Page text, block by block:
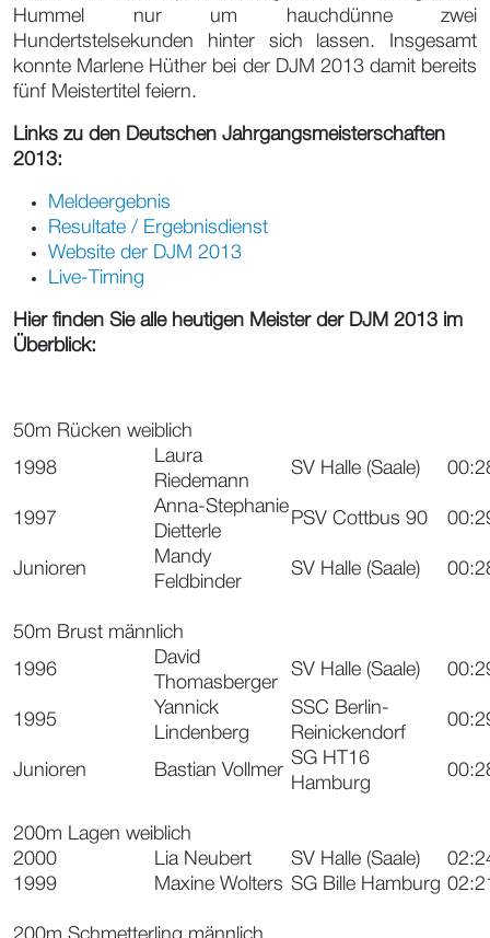
Hummel nur um hauchdünne zwei
Hundertstelsekunden hinter sich lassen. Insgesamt
konnte Marlene Hüther bei der DJM 2013 damit bereits
fünf Meistertitel feiern.
Links zu den Deutschen Jahrgangsmeisterschaften
2013:
Meldeergebnis
Resultate / Ergebnisdienst
Website der DJM 2013
Live-Timing
Hier finden Sie alle heutigen Meister der DJM 2013 im
Überblick:
50m Rücken weiblich
1998
Laura
Riedemann
SV Halle (Saale)
1997
Anna-Stephanie
Dietterle
PSV Cottbus 90
Junioren
Mandy
Feldbinder
SV Halle (Saale)
50m Brust männlich
1996
David
Thomasberger
SV Halle (Saale)
1995
Yannick
Lindenberg
SSC Berlin-
Reinickendorf
Junioren Bastian Vollmer
SG HT16
Hamburg
200m Lagen weiblich
2000
Lia Neubert SV Halle (Saale)
1999
Maxine Wolters SG Bille Hamburg
200m Schmetterling männlich